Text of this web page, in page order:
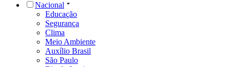
Nacional
Educação
Segurança
Clima
Meio Ambiente
Auxílio Brasil
São Paulo